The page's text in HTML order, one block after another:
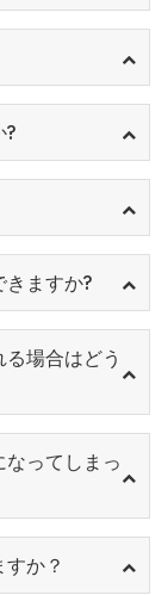
?
ますか?
場合はどう
ってしまっ
か？